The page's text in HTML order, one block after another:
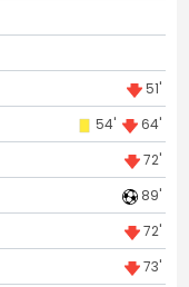
51'
54' 64'
72'
89'
72'
73'